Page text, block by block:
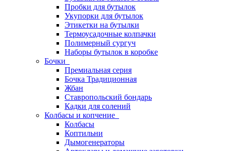
Пробки для бутылок
Укупорки для бутылок
Этикетки на бутылки
Термоусадочные колпачки
Полимерный сургуч
Наборы бутылок в коробке
Бочки
Премиальная серия
Бочка Традиционная
Жбан
Ставропольский бондарь
Кадки для солений
Колбасы и копчение
Колбасы
Коптильни
Дымогенераторы